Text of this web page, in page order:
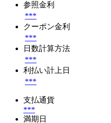
参照金利
***
クーポン金利
***
日数計算方法
***
利払い計上日
***
支払通貨
***
満期日